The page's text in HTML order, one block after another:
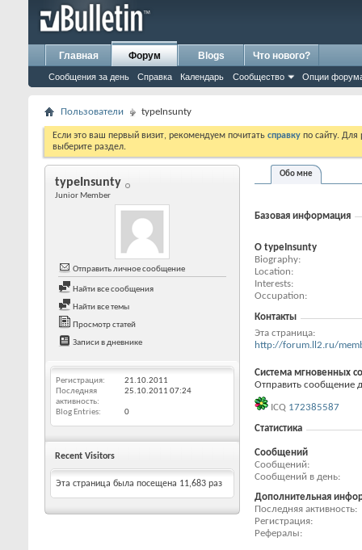
Главная Форум
Сообщения за день Справка Календарь Сообщество Опции
Blogs Что нового?
Пользователи typeInsunty
Если это ваш первый визит, рекомендуем почитать справку по сайту.
выберите раздел.
typeInsunty
Junior Member
Отправить личное сообщение
Найти все сообщения
Найти все темы
Просмотр статей
Записи в дневнике
Регистрация
21.10.2011
Последняя
активность
25.10.2011 07:24
Blog Entries 0
Recent Visitors
Эта страница была посещена 11,683 раз
Обо мне
Базовая информация
О typeInsunty
Biography
Location
Interests
Occupation
Контакты
Эта страница
http://forum.ll2.ru/
Система мгновенных
Отправить сообщение
ICQ 172385587
Статистика
Сообщений
Сообщений
Сообщений в день
Дополнительная
Последняя активность
Регистрация
Рефералы